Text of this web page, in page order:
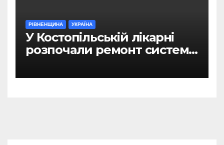
РІВНЕНЩИНА УКРАЇНА
У Костопільській лікарні
розпочали ремонт системи